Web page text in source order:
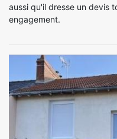
aussi qu'il dresse un devis
engagement.